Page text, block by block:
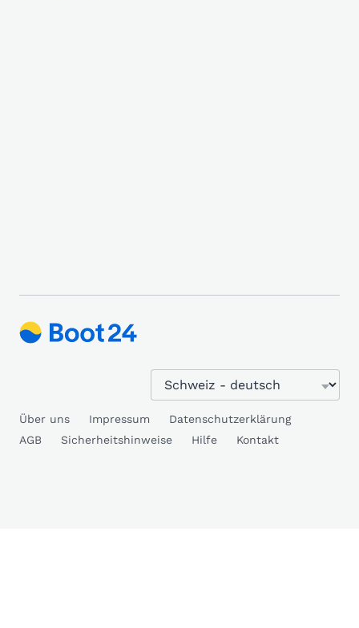
Über uns Impressum
Datenschutzerklärung
AGB
Sicherheitshinweise Hilfe Kontakt